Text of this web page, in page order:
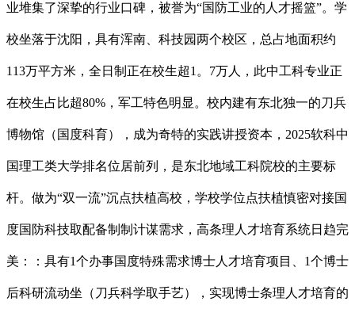
业堆集了深挚的行业口碑，被誉为“国防工业的人才摇篮”。学
校坐落于沈阳，具有浑南、科技园两个校区，总占地面积约
113万平方米，全日制正在校生超1。7万人，此中工科专业正
在校生占比超80%，军工特色明显。校内建有东北独一的刀兵
博物馆（国度科育），成为奇特的实践讲授资本，2025软科中
国理工类大学排名位居前列，是东北地域工科院校的主要标
杆。做为“双一流”沉点扶植高校，学校学位点扶植慎密对接国
度国防科技取配备制制计谋需求，高条理人才培育系统日趋完
美：：具有1个办事国度特殊需求博士人才培育项目、1个博士
后科研流动坐（刀兵科学取手艺），实现博士条理人才培育的